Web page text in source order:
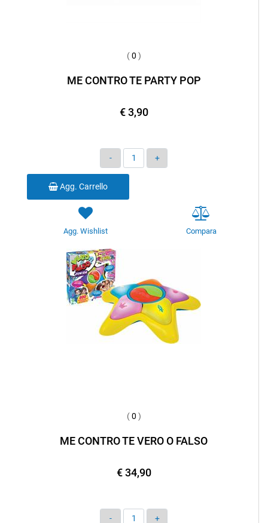
(0 )
ME CONTRO TE PARTY POP
€ 3,90
Quantità
Agg. Carrello
Agg. Wishlist Compara
(0 )
ME CONTRO TE VERO O FALSO
€ 34,90
Quantità